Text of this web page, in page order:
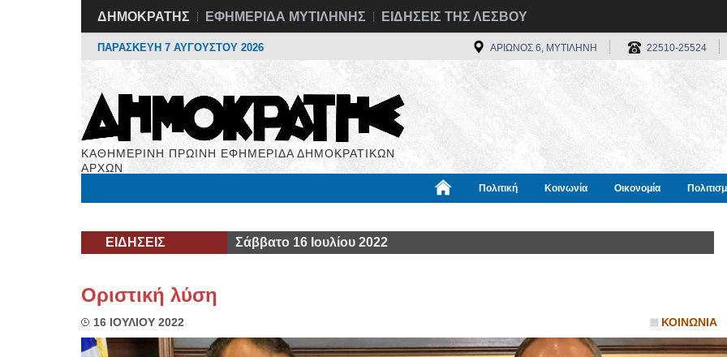
ΔΗΜΟΚΡΑΤΗΣ ΕΦΗΜΕΡΙΔΑ ΜΥΤΙΛΗΝΗΣ ΕΙΔΗΣΕΙΣ ΤΗΣ ΛΕΣΒΟΥ
ΠΑΡΑΣΚΕΥΗ 7 ΑΥΓΟΥΣΤΟΥ 2026 ΑΡΙΩΝΟΣ 6, ΜΥΤΙΛΗΝΗ 22510-25524
ΚΑΘΗΜΕΡΙΝΗ ΠΡΩΙΝΗ ΕΦΗΜΕΡΙΔΑ ΔΗΜΟΚΡΑΤΙΚΩΝ
ΑΡΧΩΝ
Πολιτική Κοινωνία Οικονομία
ΕΙΔΗΣΕΙΣ Σάββατο 16 Ιουλίου 2022
Οριστική λύση
16 ΙΟΥΛΙΟΥ 2022 ΚΟΙΝΩΝΙΑ